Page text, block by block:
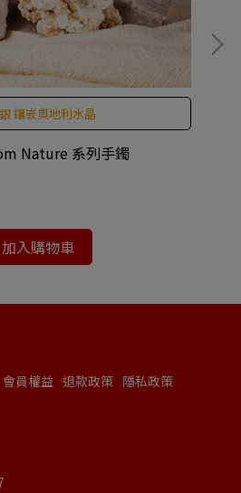
鑲嵌奧地利水晶
Nature 系列手鐲
加入購物車
會員權益 退款政策 隱私政策